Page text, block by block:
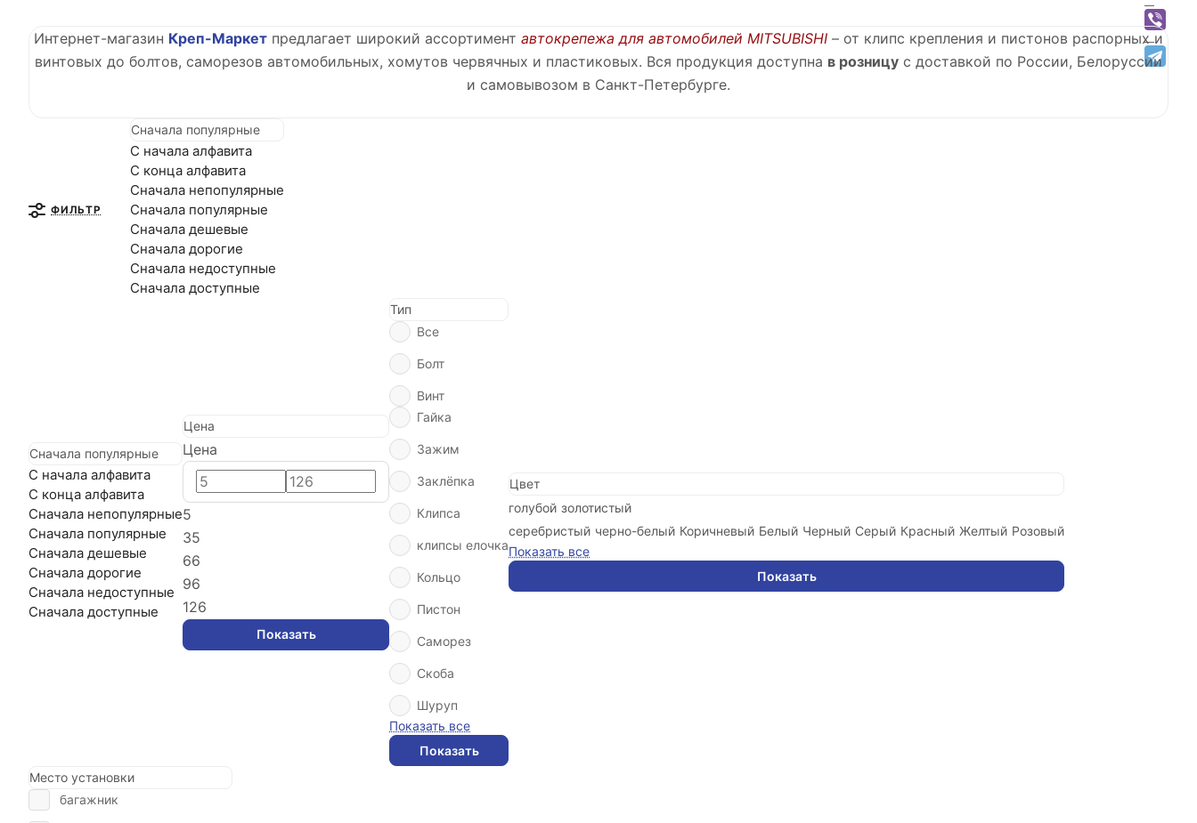
Интернет-магазин Креп-Маркет предлагает широкий ассортимент автокрепежа для автомобилей MITSUBISHI – от клипс крепления и пистонов распорных и
винтовых до болтов, саморезов автомобильных, хомутов червячных и пластиковых. Вся продукция доступна в розницу с доставкой по России, Белоруссии
и самовывозом в Санкт-Петербурге.
ФИЛЬТР
Сначала популярные
С начала алфавита
С конца алфавита
Сначала непопулярные
Сначала популярные
Сначала дешевые
Сначала дорогие
Сначала недоступные
Сначала доступные
Сначала популярные
С начала алфавита
С конца алфавита
Сначала непопулярные
Сначала популярные
Сначала дешевые
Сначала дорогие
Сначала недоступные
Сначала доступные
Цена
Цена
5
35
66
96
126
Показать
Тип
Все
Болт
Винт
Гайка
Зажим
Заклёпка
Клипса
клипсы елочка
Кольцо
Пистон
Саморез
Скоба
Шуруп
Показать все
Показать
Цвет
голубой золотистый
серебристый черно-белый Коричневый Белый Черный Серый Красный Желтый Розовый
Показать все
Показать
Место установки
багажник